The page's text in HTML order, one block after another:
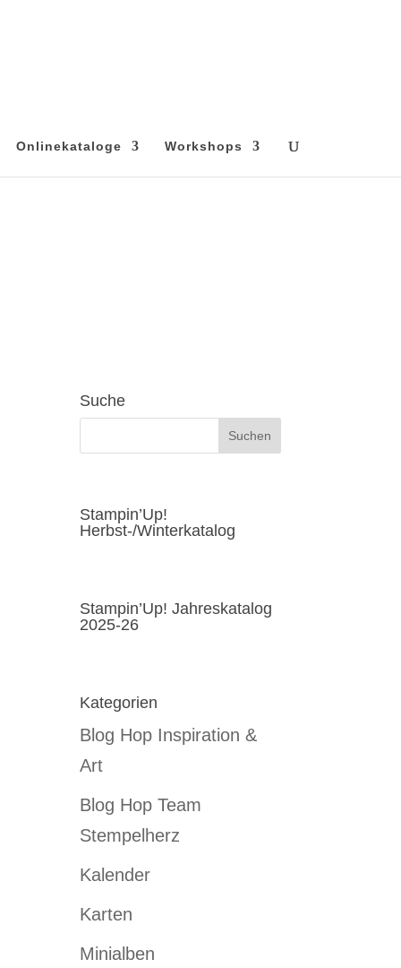
Onlinekataloge Workshops
Suche
Stampin’Up!
Herbst-/Winterkatalog
Stampin’Up! Jahreskatalog
2025-26
Kategorien
Blog Hop Inspiration &
Art
Blog Hop Team
Stempelherz
Kalender
Karten
Minialben